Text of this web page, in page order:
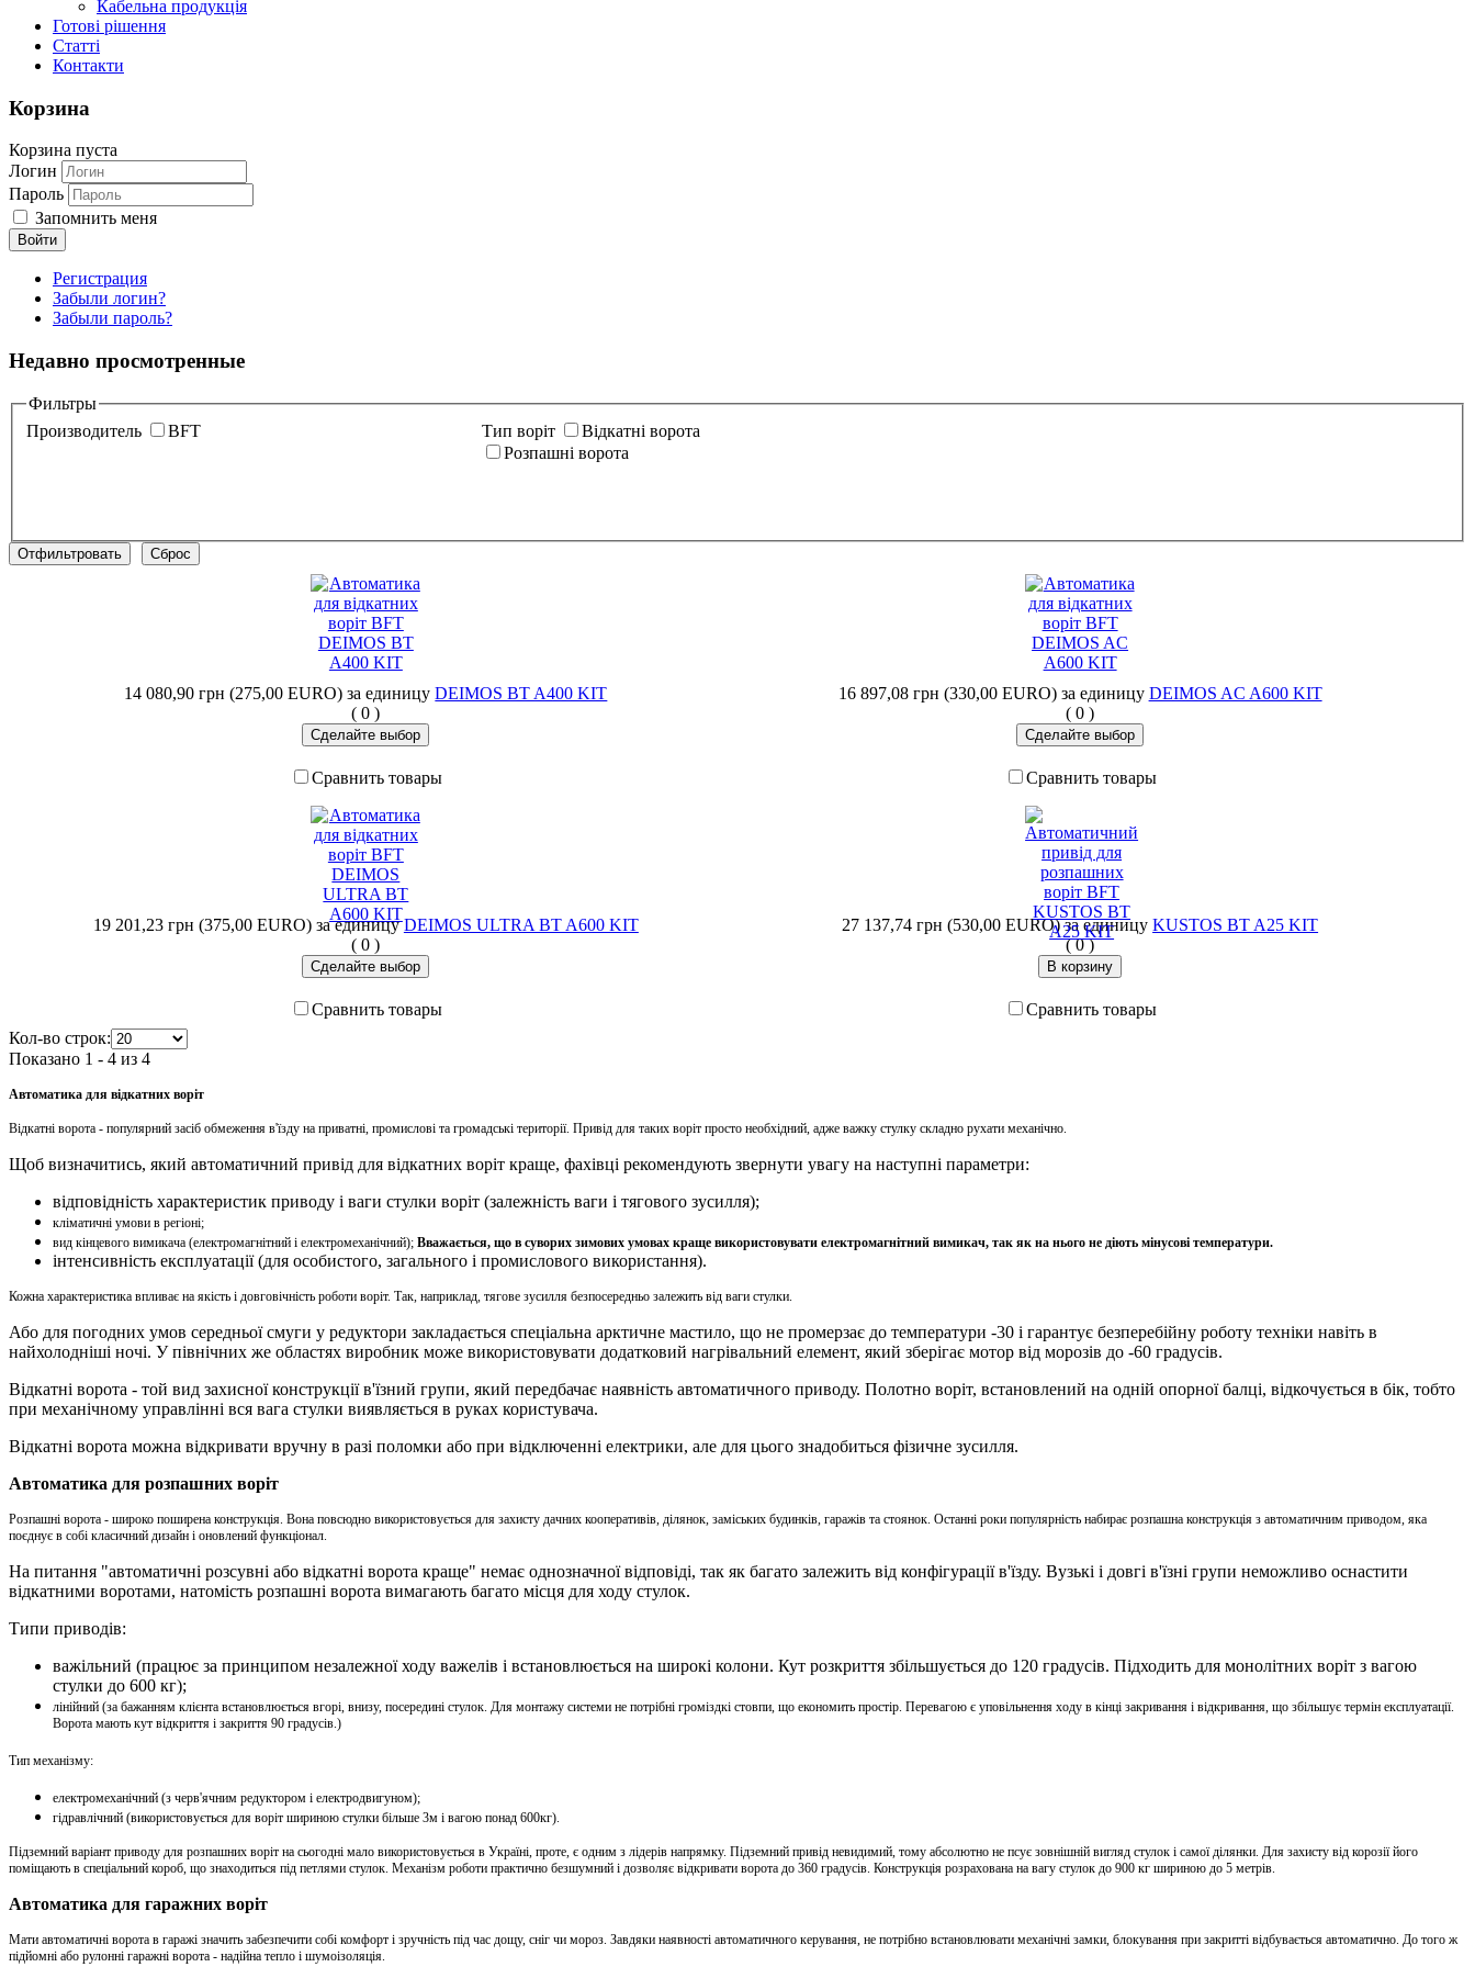
Кабельна продукція
Готові рішення
Статті
Контакти
Корзина
Корзина пуста
Логин
Пароль
Запомнить меня
Регистрация
Забыли логин?
Забыли пароль?
Недавно просмотренные
Фильтры
Производитель
BFT Тип воріт
Відкатні ворота
Розпашні ворота
14 080,90 грн (275,00 EURO)за единицу DEIMOS BT A400 KIT
( 0)
Сравнить товары
16 897,08 грн (330,00 EURO) за единицу DEIMOS AC A600 KIT
( 0)
Сравнить товары
19 201,23 грн (375,00 EURO) за единицу DEIMOS ULTRA BT A600 KIT
( 0)
Сравнить товары
27 137,74 грн (530,00 EURO)за единицу KUSTOS BT A25 KIT
(0)
Сравнить товары
Кол-во строк:
Показано 1 - 4 из 4
Автоматика для відкатних воріт
Відкатні ворота - популярний засіб обмеження в'їзду на приватні, промислові та громадські території. Привід для таких воріт просто необхідний, адже важку стулку складно рухати механічно.
Щоб визначитись, який автоматичний привід для відкатних воріт краще, фахівці рекомендують звернути увагу на наступні параметри:
відповідність характеристик приводу і ваги стулки воріт (залежність ваги і тягового зусилля);
кліматичні умови в регіоні;
вид кінцевого вимикача (електромагнітний і електромеханічний); Вважається, що в суворих зимових умовах краще використовувати електромагнітний вимикач, так як на нього не діють мінусові температури.
інтенсивність експлуатації (для особистого, загального і промислового використання).
Кожна характеристика впливає на якість і довговічність роботи воріт. Так, наприклад, тягове зусилля безпосередньо залежить від ваги стулки.
Або для погодних умов середньої смуги у редуктори закладається спеціальна арктичне мастило, що не промерзає до температури -30 і гарантує безперебійну роботу техніки навіть в
найхолодніші ночі. У північних же областях виробник може використовувати додатковий нагрівальний елемент, який зберігає мотор від морозів до -60 градусів.
Відкатні ворота - той вид захисної конструкції в'їзний групи, який передбачає наявність автоматичного приводу. Полотно воріт, встановлений на одній опорної балці, відкочується в бік, тобто
при механічному управлінні вся вага стулки виявляється в руках користувача.
Відкатні ворота можна відкривати вручну в разі поломки або при відключенні електрики, але для цього знадобиться фізичне зусилля.
Автоматика для розпашних воріт
Розпашні ворота - широко поширена конструкція. Вона повсюдно використовується для захисту дачних кооперативів, ділянок, заміських будинків, гаражів та стоянок. Останні роки популярність набирає розпашна конструкція з автоматичним приводом, яка
поєднує в собі класичний дизайн і оновлений функціонал.
На питання "автоматичні розсувні або відкатні ворота краще" немає однозначної відповіді, так як багато залежить від конфігурації в'їзду. Вузькі і довгі в'їзні групи неможливо оснастити
відкатними воротами, натомість розпашні ворота вимагають багато місця для ходу стулок.
Типи приводів:
важільний (працює за принципом незалежної ходу важелів і встановлюється на широкі колони. Кут розкриття збільшується до 120 градусів. Підходить для монолітних воріт з вагою
стулки до 600 кг);
лінійний (за бажанням клієнта встановлюється вгорі, внизу, посередині стулок. Для монтажу системи не потрібні громіздкі стовпи, що економить простір. Перевагою є уповільнення ходу в кінці закривання і відкривання, що збільшує термін експлуатації.
Ворота мають кут відкриття і закриття 90 градусів.)
Тип механізму:
електромеханічний (з черв'ячним редуктором і електродвигуном);
гідравлічний (використовується для воріт шириною стулки більше 3м і вагою понад 600кг).
Підземний варіант приводу для розпашних воріт на сьогодні мало використовується в Україні, проте, є одним з лідерів напрямку. Підземний привід невидимий, тому абсолютно не псує зовнішній вигляд стулок і самої ділянки. Для захисту від корозії його
поміщають в спеціальний короб, що знаходиться під петлями стулок. Механізм роботи практично безшумний і дозволяє відкривати ворота до 360 градусів. Конструкція розрахована на вагу стулок до 900 кг шириною до 5 метрів.
Автоматика для гаражних воріт
Мати автоматичні ворота в гаражі значить забезпечити собі комфорт і зручність під час дощу, сніг чи мороз. Завдяки наявності автоматичного керування, не потрібно встановлювати механічні замки, блокування при закритті відбувається автоматично. До того ж
підйомні або рулонні гаражні ворота - надійна тепло і шумоізоляція.